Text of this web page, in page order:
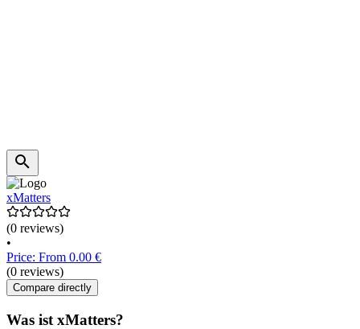
xMatters
(0 reviews)
•
Price: From 0.00 €
(0 reviews)
Compare directly
Was ist xMatters?